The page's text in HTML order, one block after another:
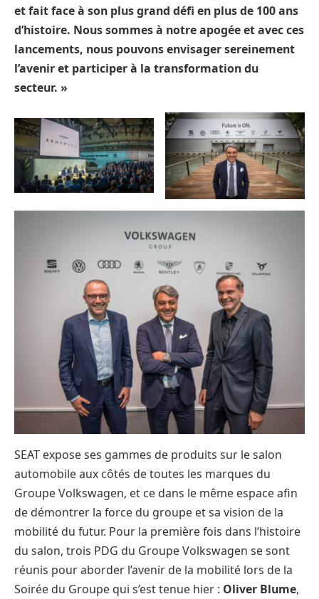
et fait face à son plus grand défi en plus de 100 ans
d’histoire. Nous sommes à notre apogée et avec ces
lancements, nous pouvons envisager sereinement
l’avenir et participer à la transformation du
secteur. »
SEAT expose ses gammes de produits sur le salon
automobile aux côtés de toutes les marques du
Groupe Volkswagen, et ce dans le même espace afin
de démontrer la force du groupe et sa vision de la
mobilité du futur. Pour la première fois dans l’histoire
du salon, trois PDG du Groupe Volkswagen se sont
réunis pour aborder l’avenir de la mobilité lors de la
Soirée du Groupe qui s’est tenue hier : Oliver Blume,